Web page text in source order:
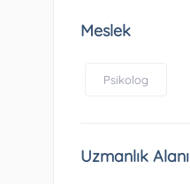
Meslek
Psikolog
Uzmanlık Alanı